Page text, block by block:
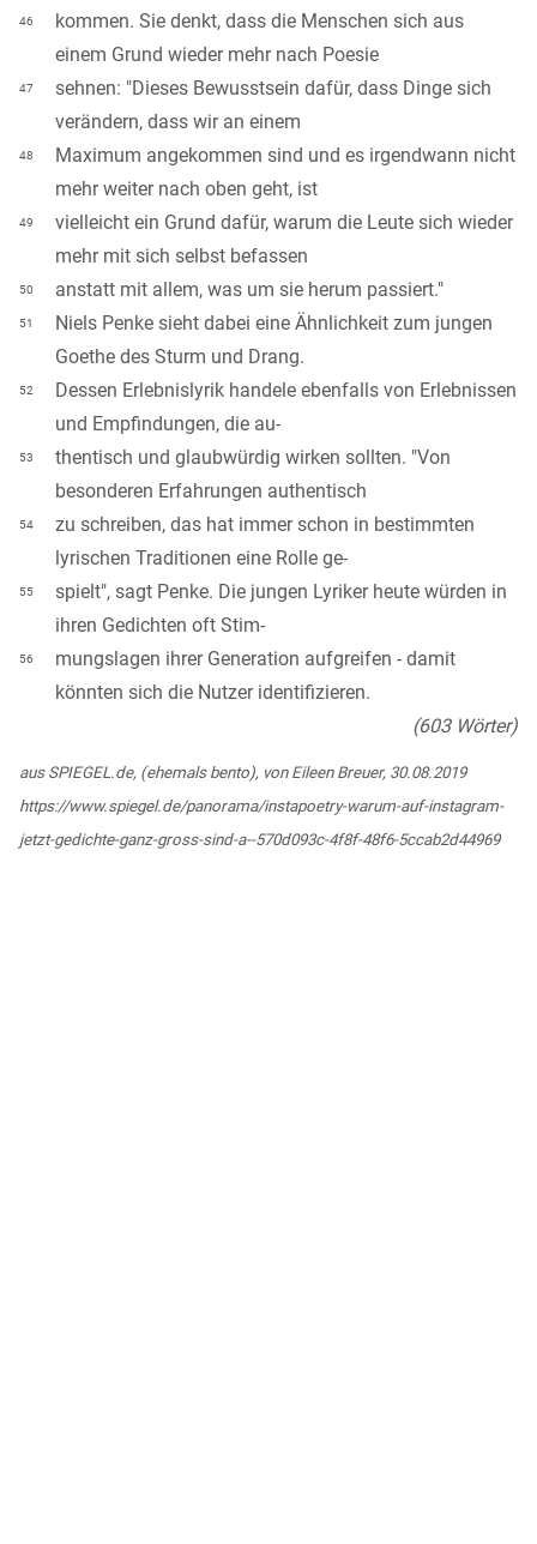
46
kommen. Sie denkt, dass die Menschen sich aus
einem Grund wieder mehr nach Poesie
47
sehnen: "Dieses Bewusstsein dafür, dass Dinge sich
verändern, dass wir an einem
48
Maximum angekommen sind und es irgendwann nicht
mehr weiter nach oben geht, ist
49
vielleicht ein Grund dafür, warum die Leute sich wieder
mehr mit sich selbst befassen
50 anstatt mit allem, was um sie herum passiert."
51
Niels Penke sieht dabei eine Ähnlichkeit zum jungen
Goethe des Sturm und Drang.
52
Dessen Erlebnislyrik handele ebenfalls von Erlebnissen
und Empfindungen, die au-
53
thentisch und glaubwürdig wirken sollten. "Von
besonderen Erfahrungen authentisch
54
zu schreiben, das hat immer schon in bestimmten
lyrischen Traditionen eine Rolle ge-
55
spielt", sagt Penke. Die jungen Lyriker heute würden in
ihren Gedichten oft Stim-
56
mungslagen ihrer Generation aufgreifen - damit
könnten sich die Nutzer identifizieren.
(603 Wörter)
aus SPIEGEL.de, (ehemals bento), von Eileen Breuer, 30.08.2019
https://www.spiegel.de/panorama/instapoetry-warum-auf-instagram-
jetzt-gedichte-ganz-gross-sind-a--570d093c-4f8f-48f6-5ccab2d44969